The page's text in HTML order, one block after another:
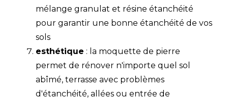
mélange granulat et résine étanchéité
pour garantir une bonne étanchéité de vos
sols
esthétique : la moquette de pierre
permet de rénover n'importe quel sol
abîmé, terrasse avec problèmes
d'étanchéité, allées ou entrée de